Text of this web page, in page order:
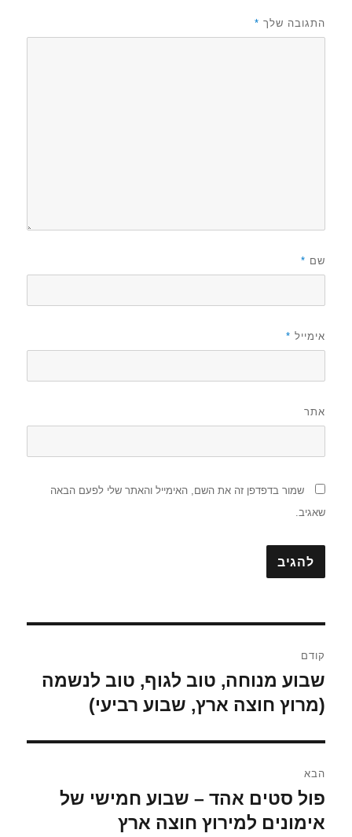
התגובה שלך *
שם *
אימייל *
אתר
שמור בדפדפן זה את השם, האימייל והאתר שלי לפעם הבאה
שאגיב.
קודם
הפוסט
הקודם:
שבוע מנוחה, טוב לגוף, טוב לנשמה
(מרוץ חוצה ארץ, שבוע רביעי)
הבא
הפוסט
הבא:
פול סטים אהד – שבוע חמישי של
אימונים למירוץ חוצה ארץ